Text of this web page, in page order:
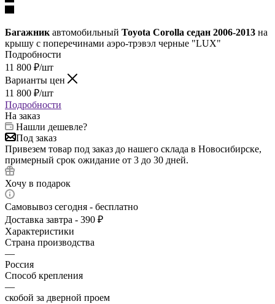
Багажник автомобильный Toyota Corolla седан 2006-2013 на
крышу с поперечинами аэро-трэвэл черные "LUX"
Подробности
11 800 ₽/шт
Варианты цен
11 800 ₽/шт
Подробности
На заказ
Нашли дешевле?
Под заказ
Привезем товар под заказ до нашего склада в Новосибирске,
примерный срок ожидание от 3 до 30 дней.
Хочу в подарок
Самовывоз сегодня - бесплатно
Доставка завтра - 390 ₽
Характеристики
Страна производства
—
Россия
Способ крепления
—
скобой за дверной проем